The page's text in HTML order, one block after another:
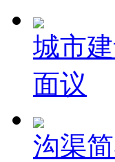
城市
面议
沟渠